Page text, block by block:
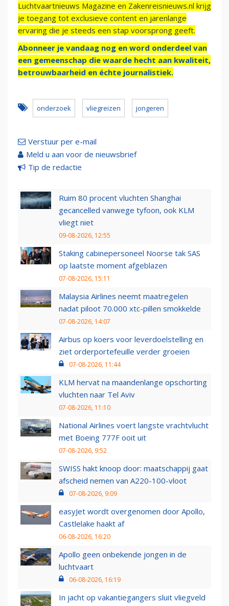
Luchtvaartnieuws Magazine en Zakenreisnieuws.nl krijg
je toegang tot exclusieve content en jarenlange
ervaring die je steeds een stap voorsprong geeft.
Abonneer je vandaag nog en word onderdeel van
een gemeenschap die waarde hecht aan kwaliteit,
betrouwbaarheid en échte journalistiek.
onderzoek vliegreizen jongeren
Verstuur per e-mail
Meld u aan voor de nieuwsbrief
Tip de redactie
Ruim 80 procent vluchten Shanghai
gecancelled vanwege tyfoon, ook KLM
vliegt niet
09-08-2026, 12:55
Staking cabinepersoneel Noorse tak SAS
op laatste moment afgeblazen
07-08-2026, 15:11
Malaysia Airlines neemt maatregelen
nadat piloot 70.000 xtc-pillen smokkelde
07-08-2026, 14:07
Airbus op koers voor leverdoelstelling en
ziet orderportefeuille verder groeien
07-08-2026, 11:44
KLM hervat na maandenlange opschorting
vluchten naar Tel Aviv
07-08-2026, 11:10
National Airlines voert langste vrachtvlucht
met Boeing 777F ooit uit
07-08-2026, 9:52
SWISS hakt knoop door: maatschappij gaat
afscheid nemen van A220-100-vloot
07-08-2026, 9:09
easyJet wordt overgenomen door Apollo,
Castlelake haakt af
06-08-2026, 16:20
Apollo geen onbekende jongen in de
luchtvaart
06-08-2026, 16:19
In jacht op vakantiegangers sluit vliegveld